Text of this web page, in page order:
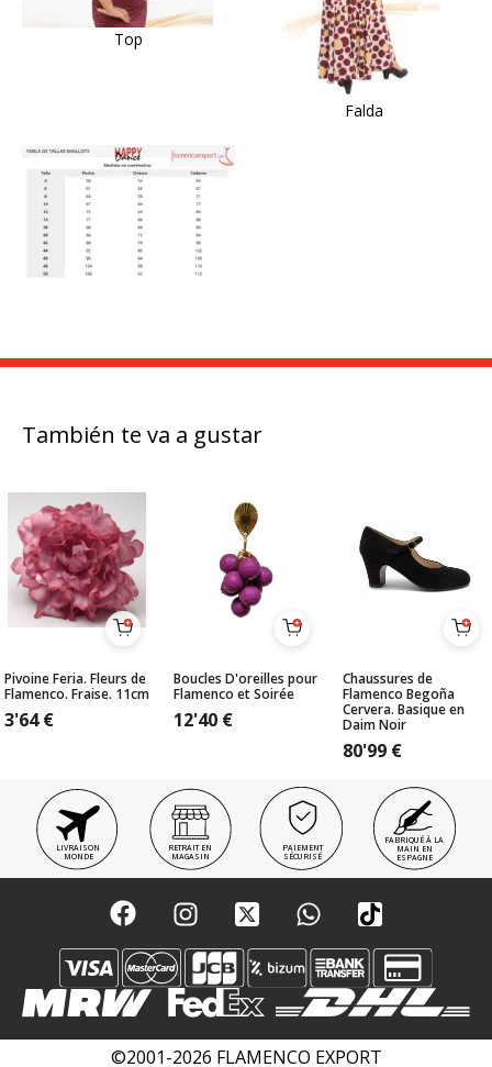
Top
Falda
También te va a gustar
Pivoine Feria. Fleurs de
Flamenco. Fraise. 11cm
3'64€
Boucles D'oreilles pour
Flamenco et Soirée
12'40 €
Chaussures de
Flamenco Begoña
Cervera. Basique en
Daim Noir
80'99 €
LIVRAISON
MONDE
RETRAIT EN
MAGASIN
PAIEMENT
SÉCURISÉ
FABRIQUÉ À LA
MAIN EN
ESPAGNE
©2001-2026 FLAMENCO EXPORT